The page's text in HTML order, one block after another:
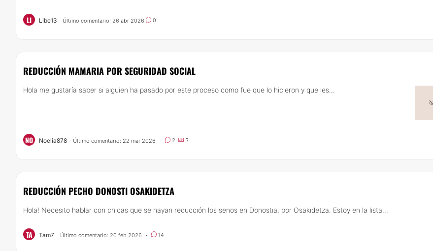
LI Libe13 Último comentario: 26 abr 2026 0
REDUCCIÓN MAMARIA POR SEGURIDAD SOCIAL
Hola me gustaría saber si alguien ha pasado por este proceso como fue que lo hicieron y que les...
NO Noelia878 Último comentario: 22 mar 2026 · 2 3
REDUCCIÓN PECHO DONOSTI OSAKIDETZA
Hola! Necesito hablar con chicas que se hayan reducción los senos en Donostia, por Osakidetza. Estoy en la lista...
TA Tam7 Último comentario: 20 feb 2026 · 14